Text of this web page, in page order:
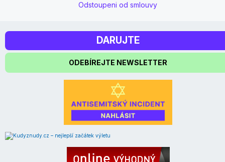
Odstoupeni od smlouvy
DARUJTE
ODEBÍREJTE NEWSLETTER